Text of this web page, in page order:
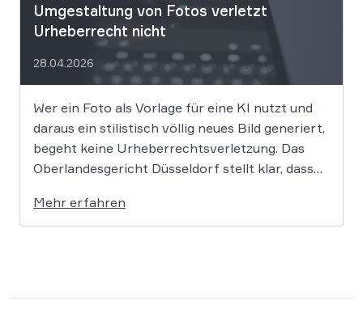
Umgestaltung von Fotos verletzt
Urheberrecht nicht
28.04.2026
Wer ein Foto als Vorlage für eine KI nutzt und
daraus ein stilistisch völlig neues Bild generiert,
begeht keine Urheberrechtsverletzung. Das
Oberlandesgericht Düsseldorf stellt klar, dass
KI-gestützte Umgestaltung zulässig ist, solange
die individuellen kreativen Merkmale des
Mehr erfahren